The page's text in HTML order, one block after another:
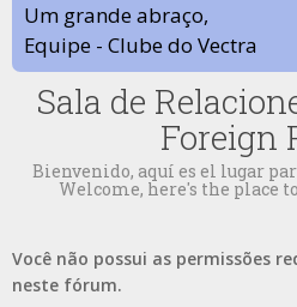
Um grande abraço,
Equipe - Clube do Vectra
Sala de
Foreign
Bienvenido, aquí es el lugar
Welcome, here's the place
Você não possui as permissões
neste fórum.